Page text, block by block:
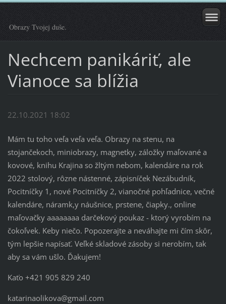
Obrazy Tvojej duše.
Nechcem panikáriť, ale
Vianoce sa blížia
22.10.2021 18:02
Mám tu toho veľa veľa veľa. Obrazy na stenu, na
stojančekoch, miniobrazy, magnetky, záložky maľované a
kovové, knihu Krajina so žltým nebom, kalendáre na rok
2022 stolový, rôzne nástenné, zápisníček Nezábudník,
Pocitníčky 1, nové Pocitníčky 2, vianočné pohľadnice, večné
kalendáre, náramk,y náušnice, prstene, čiapky., online
maľovačky aaaaaaaa darčekový poukaz - ktorý vyrobím na
čokoľvek. Keby niečo. Popozerajte a neváhajte mi čím skôr,
tým lepšie napísať. Veľké skladové zásoby si nerobím, tak
aby sa vám ušlo. Ďakujem!
Kaťo +421 905 829 240
katarinaolikova@gmail.com